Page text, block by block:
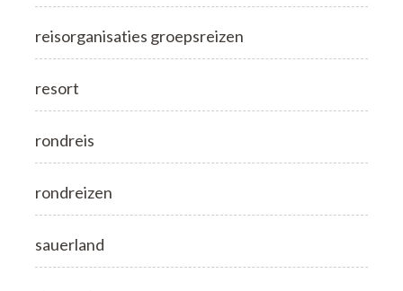
reisorganisaties groepsreizen
resort
rondreis
rondreizen
sauerland